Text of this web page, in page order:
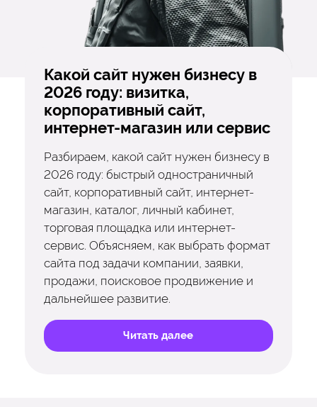
Какой сайт нужен бизнесу в
2026 году: визитка,
корпоративный сайт,
интернет-магазин или сервис
Разбираем, какой сайт нужен бизнесу в
2026 году: быстрый одностраничный
сайт, корпоративный сайт, интернет-
магазин, каталог, личный кабинет,
торговая площадка или интернет-
сервис. Объясняем, как выбрать формат
сайта под задачи компании, заявки,
продажи, поисковое продвижение и
дальнейшее развитие.
Читать далее